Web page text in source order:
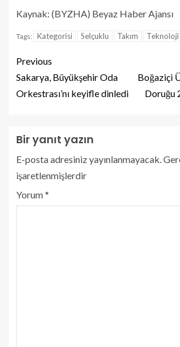
Kaynak: (BYZHA) Beyaz Haber Ajansı
Tags: Kategorisi Selçuklu Takım Teknoloji
Previous
Sakarya, Büyükşehir Oda
Orkestrası’nı keyifle dinledi
Boğaziçi
Doruğu
Bir yanıt yazın
E-posta adresiniz yayınlanmayacak.
işaretlenmişlerdir
Yorum*